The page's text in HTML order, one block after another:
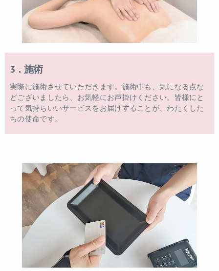
3．施術
実際に施術させていただきます。施術中も、気になる点な
どございましたら、お気軽にお声掛けください。皆様にと
って気持ちいいサービスをお届けすることが、わたくした
ちの使命です。